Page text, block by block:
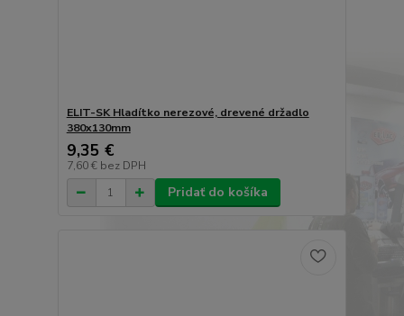
ELIT-SK Hladítko nerezové, drevené držadlo
380x130mm
9,35 €
7,60 € bez DPH
Pridať do košíka